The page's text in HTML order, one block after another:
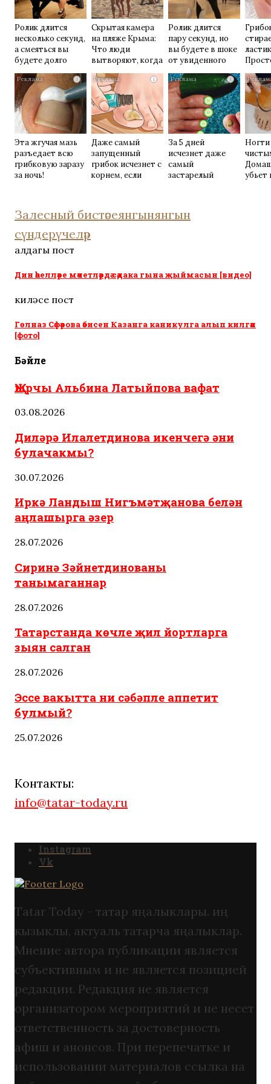
Ролик длится
несколько секунд,
а смеяться вы
будете долго
Скрытая камера
на пляже Крыма:
Что люди
вытворяют, когда
их не видят...
Ролик длится
пару секунд, но
вы будете в шоке
от увиденного
i
Эта жгучая мазь
разъедает всю
грибковую заразу
за ночь!
i
Даже самый
запущенный
грибок исчезнет с
корнем, если
i
За 5 дней
исчезнет даже
самый
застарелый
убьет
Залесный бистәсеянгынянгын
сүндерүчеләр
алдагы пост
Дин әһелләре мәчетләрдә сәдака гына җыймасын [видео]
киләсе пост
Гөлназ Сәфәрова әбисен Казанга каникулга алып килгән
[фото]
Бәйле
Җырчы Альбина Латыйпова вафат
03.08.2026
Диләрә Илалетдинова икенчегә әни
булачакмы?
30.07.2026
Иркә Ландыш Нигъмәтҗанова белән
аңлашырга әзер
28.07.2026
Сиринә Зәйнетдинованы
танымаганнар
28.07.2026
Татарстанда көчле җил йортларга
зыян салган
28.07.2026
Эссе вакытта ни сәбәпле аппетит
булмый?
25.07.2026
Контакты:
info@tatar-today.ru
Instagram
Vk
Tatar Today - татар яңалыклары. иң
кызыклы, актуаль татарча яңалыклар.
Мнение автора публикации является
субъективным и не является позицией
редакции. Редакция не является
организатором мероприятий и не несет
ответственность за достоверность
афиш и анонсов. При перепечатке и
использовании материалов ссылка на